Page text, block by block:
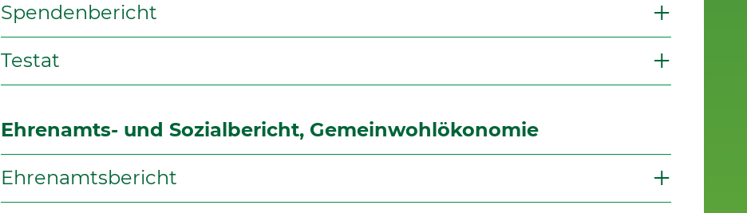
Spendenbericht
Testat
Ehrenamts- und Sozialbericht, Gemeinwohlökonomie
Ehrenamtsbericht